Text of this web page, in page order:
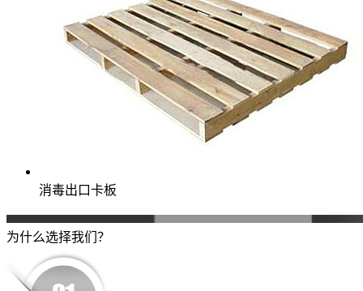
消毒出口卡板
为什么选择我们？